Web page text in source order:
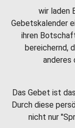
wir laden
Gebetskalender
ihren
bereichernd,
anderes
Das Gebet ist
Durch diese
nicht nur